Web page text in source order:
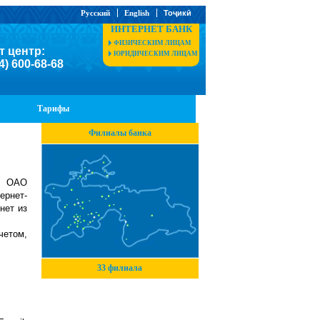
Русский English Тоҷикӣ
центр:
600-68-68
ИНТЕРНЕТ БАНК
ФИЗИЧЕСКИМ ЛИЦАМ
ЮРИДИЧЕСКИМ ЛИЦАМ
Тарифы
ОАО
из
Филиалы банка
33 филиала